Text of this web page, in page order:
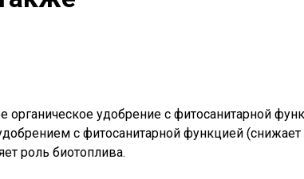
удобрение с фитосанитарной
с фитосанитарной функцией
роль биотоплива.